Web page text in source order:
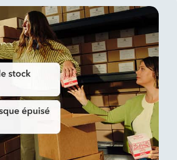
vente au fur et à mesure que vous
Faites le suivi des paiements et des
pour rester conforme aux
de l'ARC et respecter chaque date limite
savoir plus